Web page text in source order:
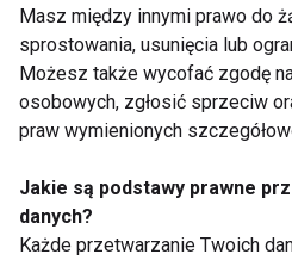
Dlaczego po obiedzie
Dietetyk wyjaśnia 7
najczęstszych
przyczyn
Masz między innymi prawo do
sprostowania, usunięcia lub
Możesz także wycofać zgodę
osobowych, zgłosić sprzeciw
praw wymienionych
Jakie są podstawy prawne
danych?
Każde przetwarzanie Twoich